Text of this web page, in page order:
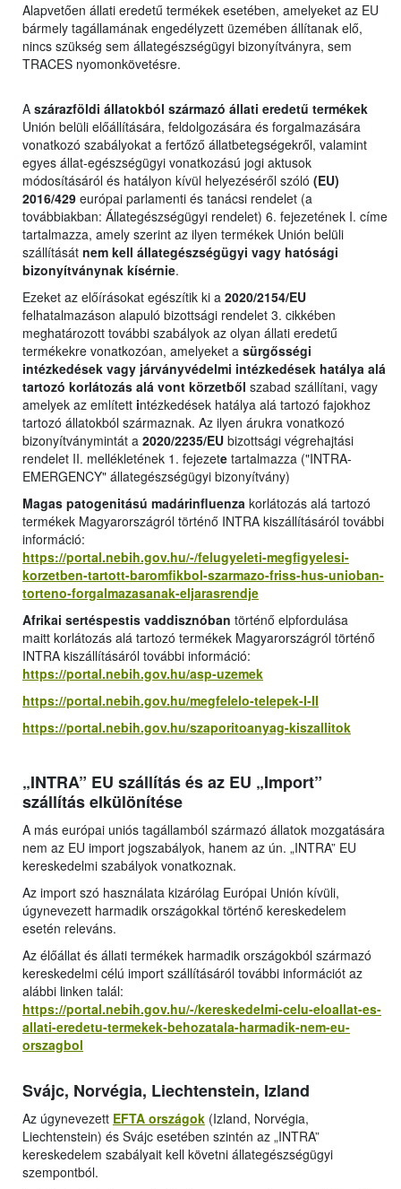
Alapvetően állati eredetű termékek esetében, amelyeket az EU
bármely tagállamának engedélyzett üzemében állítanak elő,
nincs szükség sem állategészségügyi bizonyítványra, sem
TRACES nyomonkövetésre.
A szárazföldi állatokból származó állati eredetű termékek
Unión belüli előállítására, feldolgozására és forgalmazására
vonatkozó szabályokat a fertőző állatbetegségekről, valamint
egyes állat-egészségügyi vonatkozású jogi aktusok
módosításáról és hatályon kívül helyezéséről szóló (EU)
2016/429 európai parlamenti és tanácsi rendelet (a
továbbiakban: Állategészségügyi rendelet) 6. fejezetének I. címe
tartalmazza, amely szerint az ilyen termékek Unión belüli
szállítását nem kell állategészségügyi vagy hatósági
bizonyítványnak kísérnie.
Ezeket az előírásokat egészítik ki a 2020/2154/EU
felhatalmazáson alapuló bizottsági rendelet 3. cikkében
meghatározott további szabályok az olyan állati eredetű
termékekre vonatkozóan, amelyeket a sürgősségi
intézkedések vagy járványvédelmi intézkedések hatálya alá
tartozó korlátozás alá vont körzetből szabad szállítani, vagy
amelyek az említett intézkedések hatálya alá tartozó fajokhoz
tartozó állatokból származnak. Az ilyen árukra vonatkozó
bizonyítványmintát a 2020/2235/EU bizottsági végrehajtási
rendelet II. mellékletének 1. fejezete tartalmazza ("INTRA-
EMERGENCY" állategészségügyi bizonyítvány)
Magas patogenitású madárinfluenza korlátozás alá tartozó
termékek Magyarországról történő INTRA kiszállításáról további
információ:
https://portal.nebih.gov.hu/-/felugyeleti-megfigyelesi-
korzetben-tartott-baromfikbol-szarmazo-friss-hus-unioban-
torteno-forgalmazasanak-eljarasrendje
Afrikai sertéspestis vaddisznóban történő elpfordulása
maitt korlátozás alá tartozó termékek Magyarországról történő
INTRA kiszállításáról további információ:
https://portal.nebih.gov.hu/asp-uzemek
https://portal.nebih.gov.hu/megfelelo-telepek-I-II
https://portal.nebih.gov.hu/szaporitoanyag-kiszallitok
„INTRA” EU szállítás és az EU „Import”
szállítás elkülönítése
A más európai uniós tagállamból származó állatok mozgatására
nem az EU import jogszabályok, hanem az ún. „INTRA” EU
kereskedelmi szabályok vonatkoznak.
Az import szó használata kizárólag Európai Unión kívüli,
úgynevezett harmadik országokkal történő kereskedelem
esetén releváns.
Az élőállat és állati termékek harmadik országokból származó
kereskedelmi célú import szállításáról további információt az
alábbi linken talál:
https://portal.nebih.gov.hu/-/kereskedelmi-celu-eloallat-es-
allati-eredetu-termekek-behozatala-harmadik-nem-eu-
orszagbol
Svájc, Norvégia, Liechtenstein, Izland
Az úgynevezett EFTA országok (Izland, Norvégia,
Liechtenstein) és Svájc esetében szintén az „INTRA”
kereskedelem szabályait kell követni állategészségügyi
szempontból.